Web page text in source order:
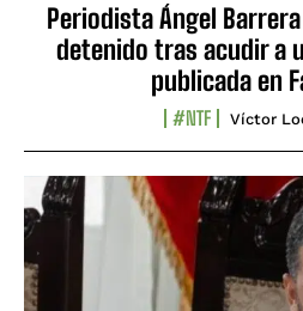
Periodista Ángel
detenido tras acudir a
publicada en
#NTF Víctor